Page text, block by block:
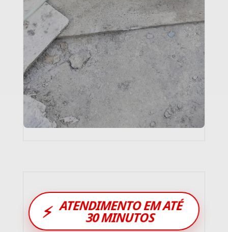
⚡ ATENDIMENTO EM ATÉ
30 MINUTOS